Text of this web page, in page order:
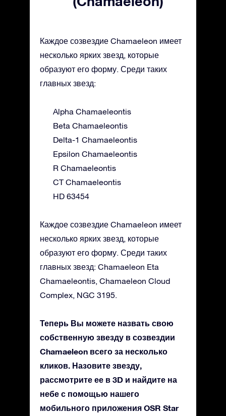
Каждое созвездие Chamaeleon имеет
несколько ярких звезд, которые
образуют его форму. Среди таких
главных звезд:
Alpha Chamaeleontis
Beta Chamaeleontis
Delta-1 Chamaeleontis
Epsilon Chamaeleontis
R Chamaeleontis
CT Chamaeleontis
HD 63454
Каждое созвездие Chamaeleon имеет
несколько ярких звезд, которые
образуют его форму. Среди таких
главных звезд: Chamaeleon Eta
Chamaeleontis, Chamaeleon Cloud
Complex, NGC 3195.
Теперь Вы можете назвать свою
собственную звезду в созвездии
Chamaeleon всего за несколько
кликов. Назовите звезду,
рассмотрите ее в 3D и найдите на
небе с помощью нашего
мобильного приложения OSR Star